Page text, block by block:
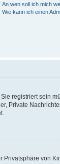
An wen soll ich mich
Wie kann ich einen
registriert sein
Private
von